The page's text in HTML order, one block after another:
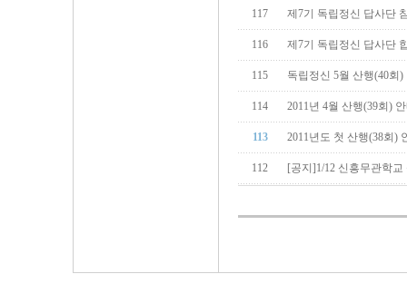
117 제7기 독립정신 답사단
116 제7기 독립정신 답사단
115 독립정신 5월 산행(40회)
114 2011년 4월 산행(39회)
113 2011년도 첫 산행(38회)
112 [공지]1/12 신흥무관학